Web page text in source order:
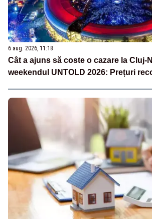
6 aug. 2026, 11:18
Cât a ajuns să coste o cazare la Cluj-
weekendul UNTOLD 2026: Prețuri